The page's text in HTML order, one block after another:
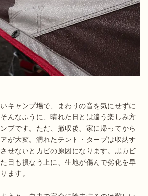
キャンプ場で、まわりの音を気にせずに
んなふうに、晴れた日とは違う楽しみ方
プです。ただ、撤収後、家に帰ってから
が大変。濡れたテント・タープは収納す
せないとカビの原因になります。黒カビ
目も損なう上に、生地が傷んで劣化を早
ます。